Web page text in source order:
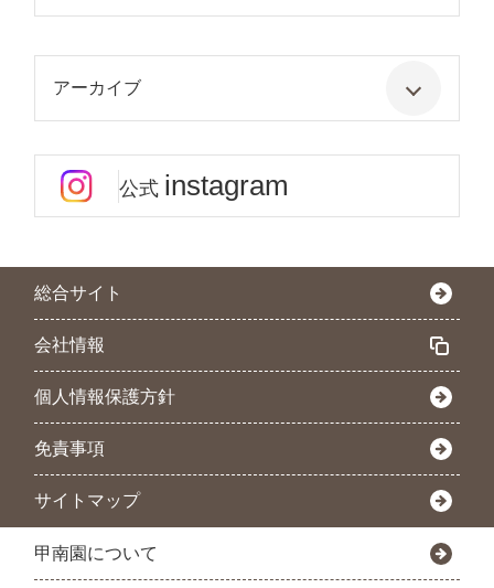
アーカイブ
公式 instagram
総合サイト
会社情報
個人情報保護方針
免責事項
サイトマップ
甲南園について